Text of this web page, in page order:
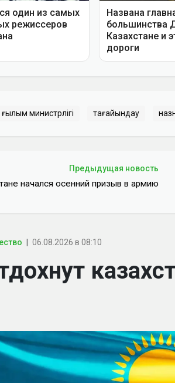
ғылым министрлігі тағайындау
Предыдущая новость
начался осенний призыв в армию
06.08.2026 в 08:10